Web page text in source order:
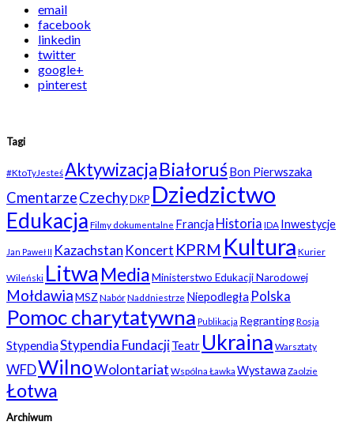
email
facebook
linkedin
twitter
google+
pinterest
Tagi
#KtoTyJesteśAktywizacjaBiałoruśBon Pierwszaka
CmentarzeCzechyDKP Dziedzictwo
Edukacja Filmy dokumentalne Francja Historia IDA Inwestycje
Jan Paweł II Kazachstan Koncert KPRM Kultura Kurier
Wileński Litwa MediaMinisterstwo Edukacji Narodowej
MołdawiaMSZ NabórNaddniestrze Niepodległa Polska
Pomoc charytatywna Publikacja RegrantingRosja
StypendiaStypendia FundacjiTeatr Ukraina Warsztaty
WFDWilnoWolontariat Wspólna Ławka Wystawa Zaolzie
Łotwa
Archiwum